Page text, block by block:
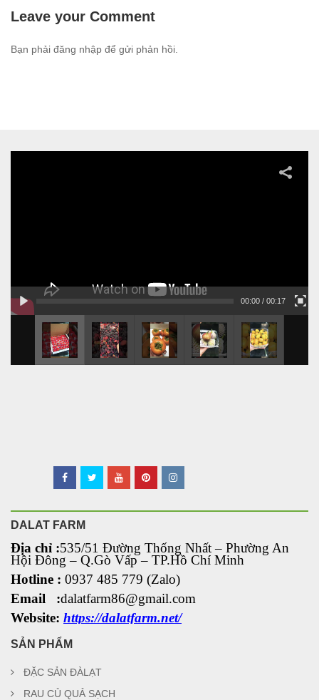
Leave your Comment
Bạn phải đăng nhập để gửi phản hồi.
00:00 / 00:17
DALAT FARM
Địa chỉ :535/51 Đường Thống Nhất – Phường An
Hội Đông– Q.Gò Vấp – TP.Hồ Chí Minh
Hotline : 0937 485 779 (Zalo)
Email :dalatfarm86@gmail.com
Website: https://dalatfarm.net/
SẢN PHẨM
ĐẶC SẢN ĐÀLẠT
RAU CỦ QUẢ SẠCH